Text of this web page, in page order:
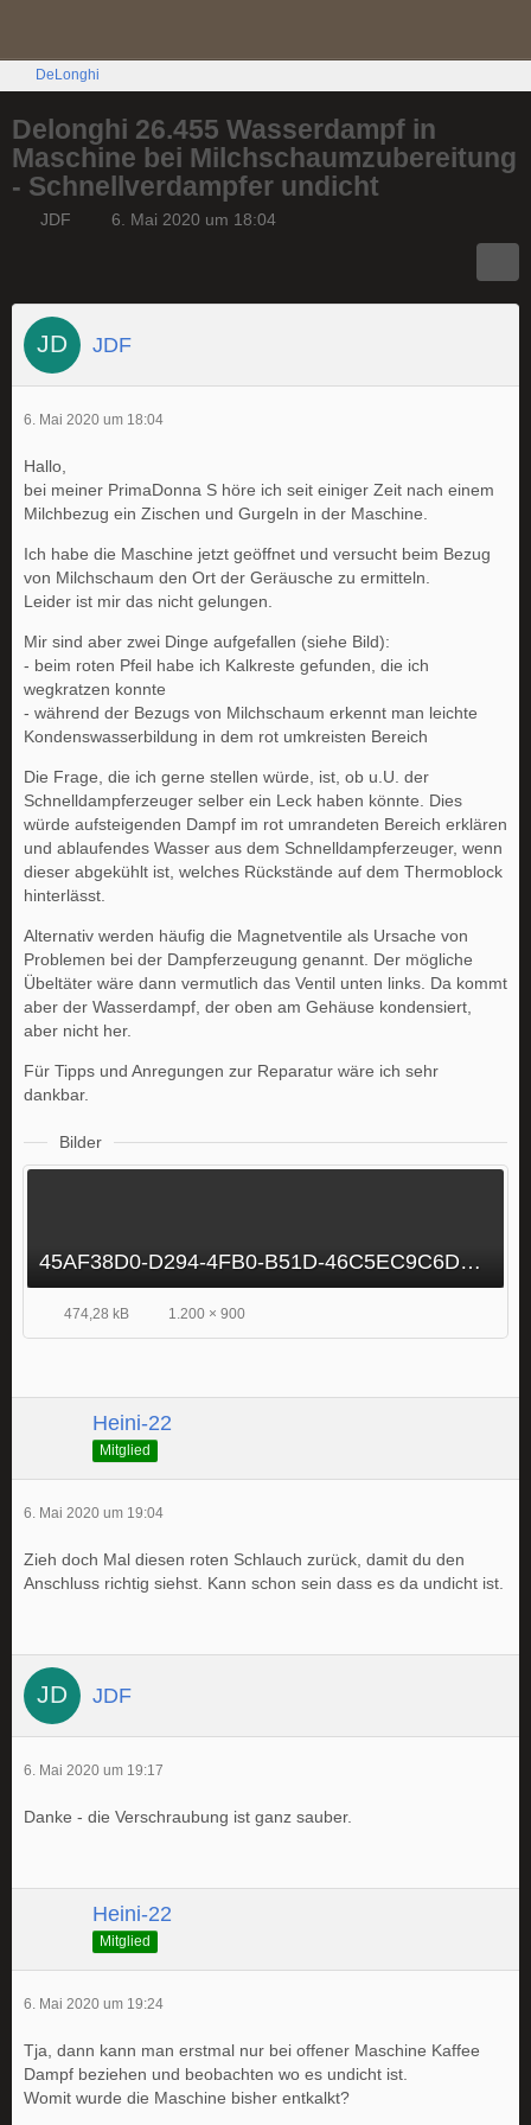
DeLonghi
Delonghi 26.455 Wasserdampf in
Maschine bei Milchschaumzubereitung
- Schnellverdampfer undicht
JDF 6. Mai 2020 um 18:04
JDF
6. Mai 2020 um 18:04
Hallo,
bei meiner PrimaDonna S höre ich seit einiger Zeit nach einem
Milchbezug ein Zischen und Gurgeln in der Maschine.
Ich habe die Maschine jetzt geöffnet und versucht beim Bezug
von Milchschaum den Ort der Geräusche zu ermitteln.
Leider ist mir das nicht gelungen.
Mir sind aber zwei Dinge aufgefallen (siehe Bild):
- beim roten Pfeil habe ich Kalkreste gefunden, die ich
wegkratzen konnte
- während der Bezugs von Milchschaum erkennt man leichte
Kondenswasserbildung in dem rot umkreisten Bereich
Die Frage, die ich gerne stellen würde, ist, ob u.U. der
Schnelldampferzeuger selber ein Leck haben könnte. Dies
würde aufsteigenden Dampf im rot umrandeten Bereich erklären
und ablaufendes Wasser aus dem Schnelldampferzeuger, wenn
dieser abgekühlt ist, welches Rückstände auf dem Thermoblock
hinterlässt.
Alternativ werden häufig die Magnetventile als Ursache von
Problemen bei der Dampferzeugung genannt. Der mögliche
Übeltäter wäre dann vermutlich das Ventil unten links. Da kommt
aber der Wasserdampf, der oben am Gehäuse kondensiert,
aber nicht her.
Für Tipps und Anregungen zur Reparatur wäre ich sehr
dankbar.
Bilder
45AF38D0-D294-4FB0-B51D-46C5EC9C6D87.jpeg
474,28 kB 1.200 × 900
Heini-22
Mitglied
6. Mai 2020 um 19:04
Zieh doch Mal diesen roten Schlauch zurück, damit du den
Anschluss richtig siehst. Kann schon sein dass es da undicht ist.
JDF
6. Mai 2020 um 19:17
Danke - die Verschraubung ist ganz sauber.
Heini-22
Mitglied
6. Mai 2020 um 19:24
Tja, dann kann man erstmal nur bei offener Maschine Kaffee
Dampf beziehen und beobachten wo es undicht ist.
Womit wurde die Maschine bisher entkalkt?